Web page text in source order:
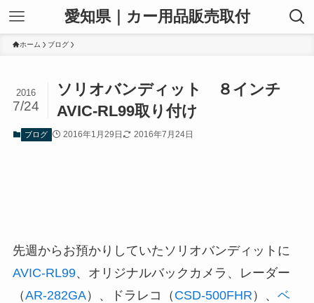
愛知県｜カー用品販売取付
ホーム ブログ
ソリオバンディット ８インチ
AVIC-RL99取り付け
2016
7/24
ブログ 2016年1月29日 2016年7月24日
先週からお預かりしていたソリオバンディットに
AVIC-RL99、オリジナルバックカメラ、レーダー
（AR-282GA）、ドラレコ（ CSD-500FHR ）、 ベ